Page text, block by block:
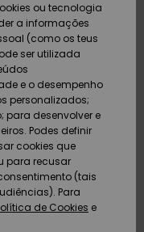
ou tecnologia
a informações
(como os teus
ser utilizada
e o desempenho
personalizados;
para desenvolver e
Podes definir
cookies que
para recusar
(tais
Para
de Cookies e